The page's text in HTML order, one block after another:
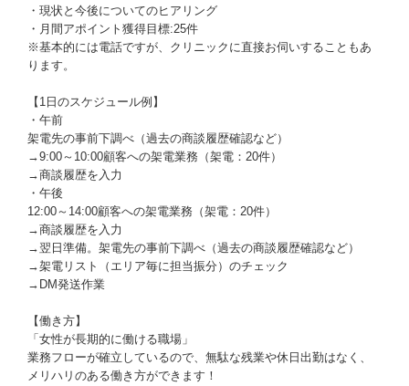
・現状と今後についてのヒアリング
・月間アポイント獲得目標:25件
※基本的には電話ですが、クリニックに直接お伺いすることもあ
ります。
【1日のスケジュール例】
・午前
架電先の事前下調べ（過去の商談履歴確認など）
→9:00～10:00顧客への架電業務（架電：20件）
→商談履歴を入力
・午後
12:00～14:00顧客への架電業務（架電：20件）
→商談履歴を入力
→翌日準備。架電先の事前下調べ（過去の商談履歴確認など）
→架電リスト（エリア毎に担当振分）のチェック
→DM発送作業
【働き方】
「女性が長期的に働ける職場」
業務フローが確立しているので、無駄な残業や休日出勤はなく、
メリハリのある働き方ができます！